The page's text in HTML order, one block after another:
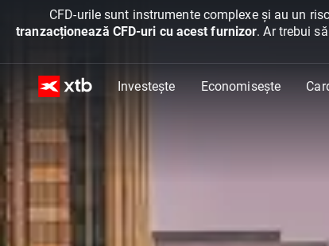
CFD-urile sunt instrumente complexe și au un
tranzacționează CFD-uri cu acest furnizor. Ar trebui
Investește Economisește